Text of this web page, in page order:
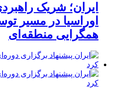
ایران؛ شریک
اوراسیا در مسیر
همگرایی منطقه‌ای